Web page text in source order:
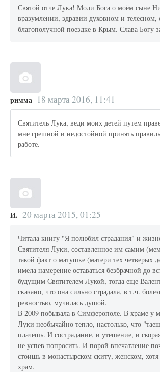
Святой отче Лука! Моли Бога о моём сыне
вразумлении, здравии духовном и телесном,
благополучной поездке в Крым. Слава Богу
римма 18 марта 2016, 11:41
Святитель Лука, веди моих детей путем
мне грешной и недостойной принять
работе.
И. 20 марта 2015, 01:25
Читала книгу "Я полюбил страдания" и
Святителя Луки, составленное им самим
такой факт о матушке (матери тех четверых
имела намерение оставаться безбрачной до
будущим Святителем Лукой, тогда еще
сказано, что она сильно страдала, в т.ч.
ревностью, мучилась душой.
В 2009 побывала в Симферополе. В храме у
Луки необычайно тепло, настолько, что
плачешь. И сострадание, и утешение, и
не успев попросить. И порой впечатление
стоишь в монастырском скиту, женском, хотя
храм.